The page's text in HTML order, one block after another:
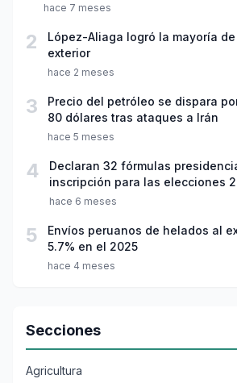
hace 7 meses
2
López-Aliaga logró la mayoría
exterior
hace 2 meses
3
Precio del petróleo se dispara
80 dólares tras ataques a Irán
hace 5 meses
4
Declaran 32 fórmulas
inscripción para las elecciones
hace 6 meses
5
Envíos peruanos de helados al
5.7% en el 2025
hace 4 meses
Secciones
Agricultura